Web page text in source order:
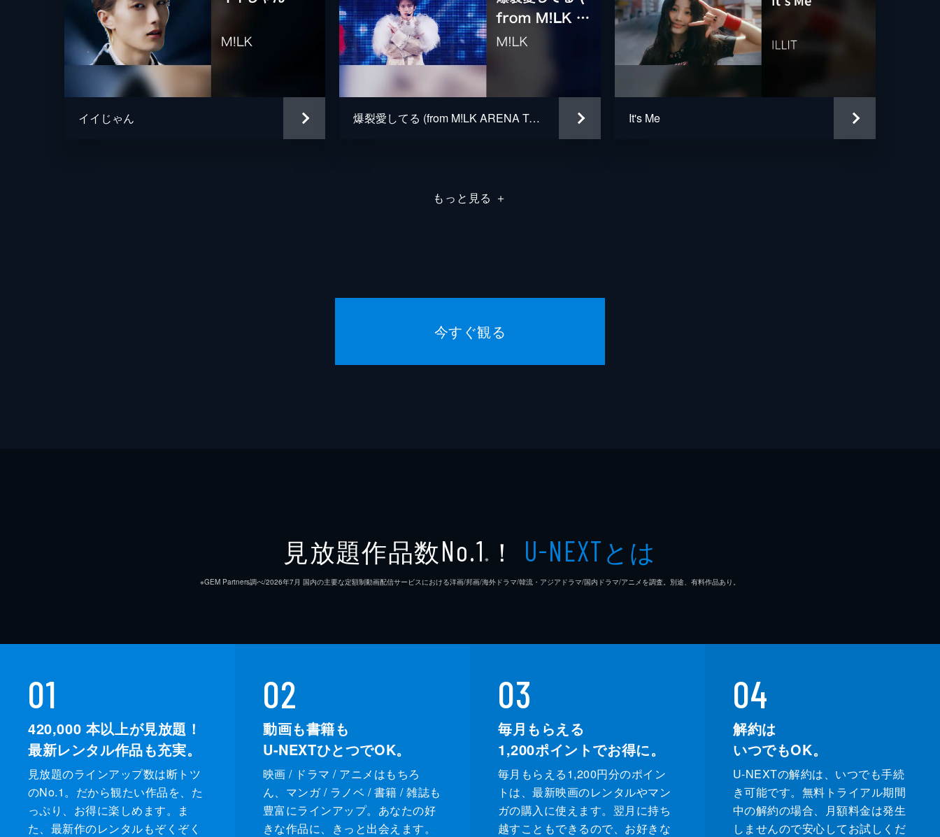
イイじゃん 爆裂愛してる (from M!LK ARENA TOUR 2025-2026「SMILE POP!」 LIVE at 国立代々木競技場 第一体育館 2026.02.11) It's Me
もっと見る ＋
今すぐ観る
見放題作品数No.1 ※ ！ U-NEXTとは
※GEM Partners調べ/2026年7⽉ 国内の主要な定額制動画配信サービスにおける洋画/邦画/海外ドラマ/韓流・アジアドラマ/国内ドラマ/アニメを調査。別途、有料作品あり。
01
420,000 本以上が見放題！
最新レンタル作品も充実。
見放題のラインアップ数は断トツ
のNo.1。だから観たい作品を、た
っぷり、お得に楽しめます。ま
た、最新作のレンタルもぞくぞく
02
動画も書籍も
U-NEXTひとつでOK。
映画 / ドラマ / アニメはもちろ
ん、マンガ / ラノベ / 書籍 / 雑誌も
豊富にラインアップ。あなたの好
きな作品に、きっと出会えます。
03
毎月もらえる
1,200ポイントでお得に。
毎月もらえる1,200円分のポイン
トは、最新映画のレンタルやマン
ガの購入に使えます。翌月に持ち
越すこともできるので、お好きな
04
解約は
いつでもOK。
U-NEXTの解約は、いつでも手続
き可能です。無料トライアル期間
中の解約の場合、月額料金は発生
しませんので安心してお試しくだ